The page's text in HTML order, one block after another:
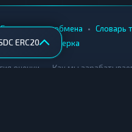
ERC20
Безопасность обмена • Словарь
AML-проверка
оценки Как мы